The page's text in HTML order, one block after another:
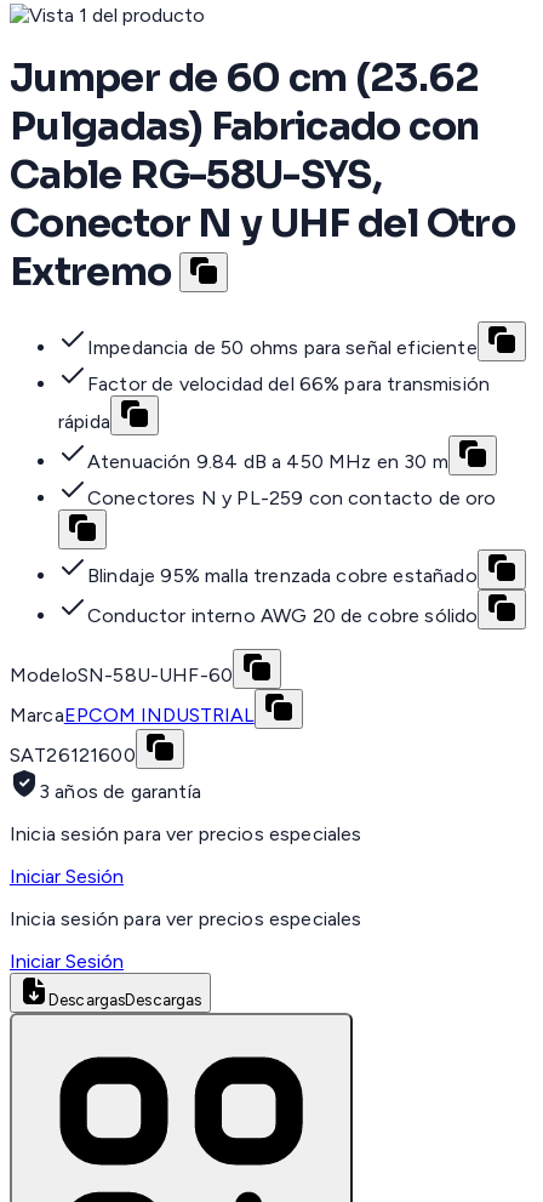
Jumper de 60 cm (23.62
Pulgadas) Fabricado con
Cable RG-58U-SYS,
Conector N y UHF del Otro
Extremo
Impedancia de 50 ohms para señal eficiente
Factor de velocidad del 66% para transmisión
rápida
Atenuación 9.84 dB a 450 MHz en 30 m
Conectores N y PL-259 con contacto de oro
Blindaje 95% malla trenzada cobre estañado
Conductor interno AWG 20 de cobre sólido
ModeloSN-58U-UHF-60
MarcaEPCOM INDUSTRIAL
SAT26121600
3 años de garantía
Inicia sesión para ver precios especiales
Iniciar Sesión
Inicia sesión para ver precios especiales
Iniciar Sesión
DescargasDescargas